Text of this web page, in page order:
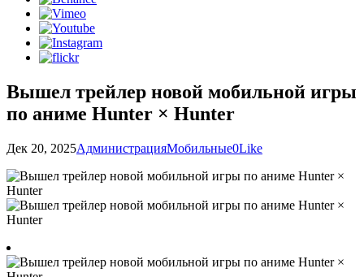
Вышел трейлер новой мобильной игры
по аниме Hunter × Hunter
Дек 20, 2025АдминистрацияМобильные0Like